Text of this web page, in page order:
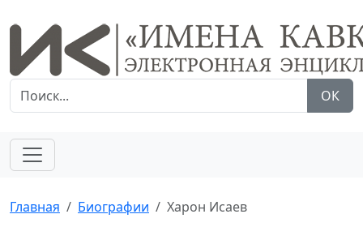
ОК
Главная Биографии Харон Исаев